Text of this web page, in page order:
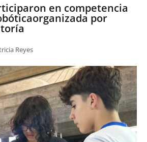
en competencia
por
Reyes